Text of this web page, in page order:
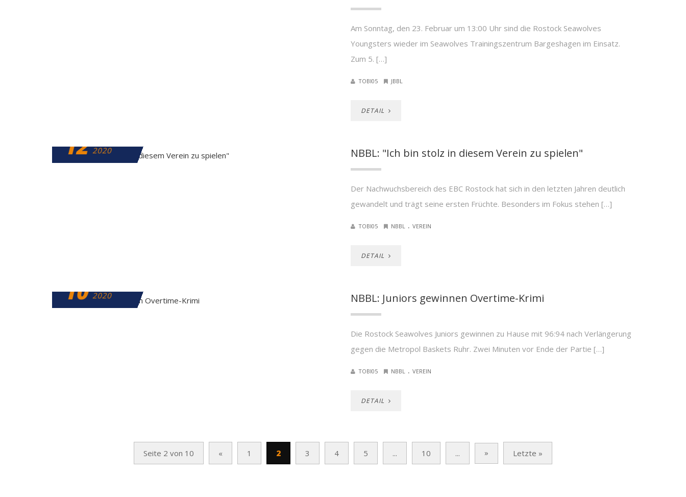
Am Sonntag, den 23. Februar um 13:00 Uhr sind die Rostock Seawolves
Youngsters wieder im Seawolves Trainingszentrum Bargeshagen im Einsatz.
Zum 5. […]
TOBI05 JBBL
DETAIL
12 2020
NBBL: "Ich bin stolz in diesem Verein zu spielen"
Der Nachwuchsbereich des EBC Rostock hat sich in den letzten Jahren deutlich
gewandelt und trägt seine ersten Früchte. Besonders im Fokus stehen […]
TOBI05 NBBL . VEREIN
DETAIL
10 2020
NBBL: Juniors gewinnen Overtime-Krimi
Die Rostock Seawolves Juniors gewinnen zu Hause mit 96:94 nach Verlängerung
gegen die Metropol Baskets Ruhr. Zwei Minuten vor Ende der Partie […]
TOBI05 NBBL . VEREIN
DETAIL
Seite 2 von 10 « 1 2 3 4 5 ... 10 ... » Letzte »